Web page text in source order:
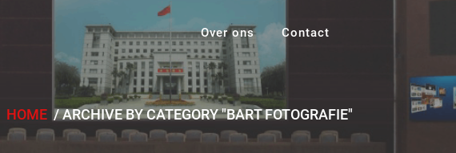
Over ons Contact
HOME/ARCHIVE BY CATEGORY "BART FOTOGRAFIE"